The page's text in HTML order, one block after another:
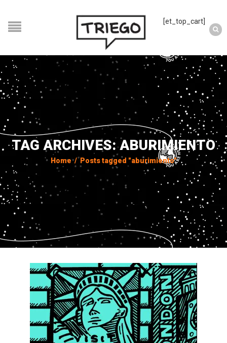
[et_top_cart]
TAG ARCHIVES: ABURIMIENTO
Home / Posts tagged "aburimiento"